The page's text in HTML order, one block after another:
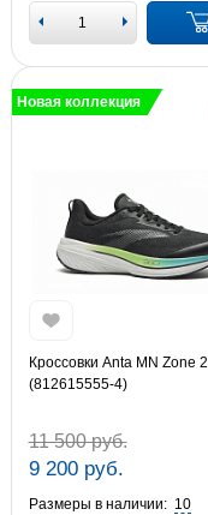
Новая коллекция
Кроссовки Anta MN Zone 2
(812615555-4)
11 500 руб.
9 200 руб.
Размеры в наличии: 10